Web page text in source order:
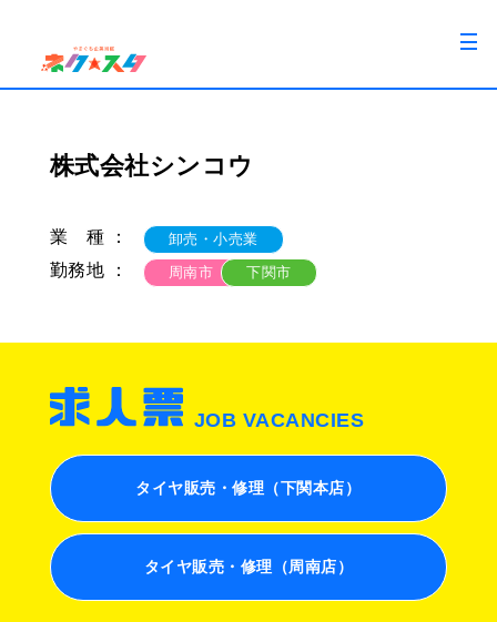
株式会社シンコウ
業 種 ： 卸売・小売業
勤務地 ： 周南市 下関市
JOB VACANCIES
タイヤ販売・修理（下関本店）
タイヤ販売・修理（周南店）